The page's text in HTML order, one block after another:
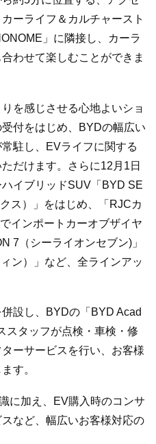
ーライフ＆カルチャースト
」に隣接し、カーラ
わせて楽しむことができま
を感じさせる心地よいショ
付をはじめ、BYDの幅広い
駐し、EVライフに関する
だけます。さらに12月1日
ハイブリッドSUV「BYD SE
ス）」をはじめ、「RJCカ
インポートカーオブザイヤ
7（シーライオンセブン)」
ン）」など、全ラインアッ
設し、BYDの「BYD Acad
タッフが点検・車検・修
ーサービスを行い、お客様
す。
に加え、EV購入時のコンサ
など、幅広いお客様対応の